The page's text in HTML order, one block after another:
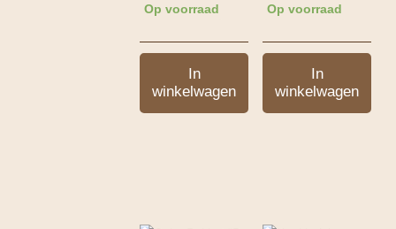
Op voorraad
In
winkelwagen
Op voorraad
In
winkelwagen